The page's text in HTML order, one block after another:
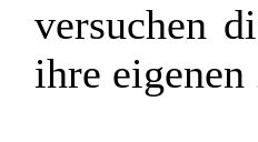
versuchen
ihre